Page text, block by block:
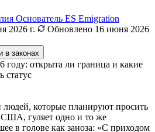
Основатель ES Emigration
2026 г.
Обновлено 16 июня 2026
в законах
людей, которые планируют просить
гуляет одно и то же
в голове как заноза: «С приходом